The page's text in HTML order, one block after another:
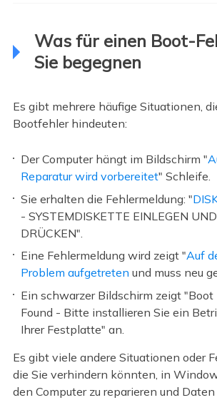
Was für einen Boot-
Sie begegnen
Es gibt mehrere häufige Situationen,
Bootfehler hindeuten:
Der Computer hängt im Bildschirm "
Reparatur wird vorbereitet" Schleife.
Sie erhalten die Fehlermeldung: "
- SYSTEMDISKETTE EINLEGEN
DRÜCKEN".
Eine Fehlermeldung wird zeigt "Auf
Problem aufgetreten und muss neu
Ein schwarzer Bildschirm zeigt
Found - Bitte installieren Sie ein
Ihrer Festplatte" an.
Es gibt viele andere Situationen oder
die Sie verhindern könnten, in
den Computer zu reparieren und Daten